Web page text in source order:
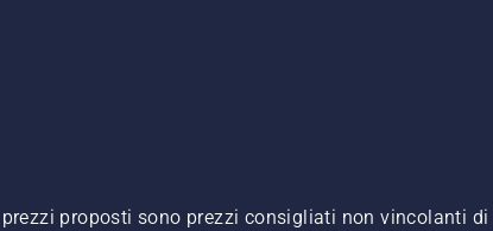
proposti sono prezzi consigliati non vincolanti di